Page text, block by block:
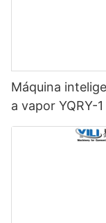
Máquina
a vapor YQRY-1